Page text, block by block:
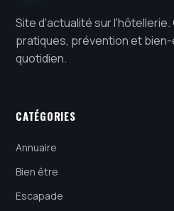
Site d'actualité sur l'hôtellerie.
pratiques, prévention et
quotidien.
CATÉGORIES
Annuaire
Bien être
Escapade